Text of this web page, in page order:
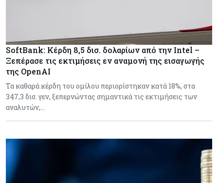
SoftBank: Κέρδη 8,5 δισ. δολαρίων από την Intel –
Ξεπέρασε τις εκτιμήσεις εν αναμονή της εισαγωγής
της OpenAI
Τα καθαρά κέρδη του ομίλου περιορίστηκαν κατά 18%, στα
347,3 δισ. γεν, ξεπερνώντας σημαντικά τις εκτιμήσεις των
αναλυτών,…